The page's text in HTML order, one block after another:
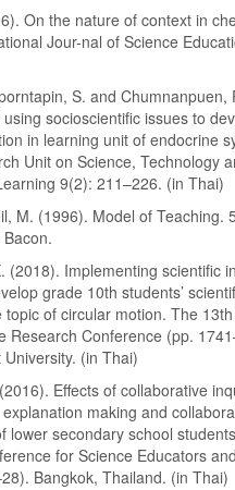
On the nature of context in
Jour-nal of Science
S. and Chumnanpuen,
socioscientific issues to
in learning unit of endocrine
Unit on Science, Technology
9(2): 211–226. (in Thai)
M. (1996). Model of Teaching.
(2018). Implementing scientific
grade 10th students’
of circular motion. The 13th
Research Conference (pp.
(in Thai)
Effects of collaborative
making and
lower secondary school
for Science Educators and
Bangkok, Thailand. (in Thai)